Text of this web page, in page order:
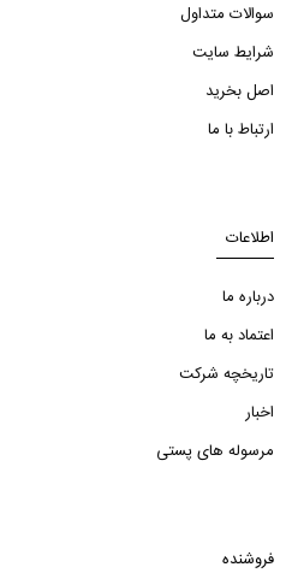
سوالات متداول
شرایط سایت
اصل بخرید
ارتباط با ما
اطلاعات
درباره ما
اعتماد به ما
تاریخچه شرکت
اخبار
مرسوله های پستی
فروشنده